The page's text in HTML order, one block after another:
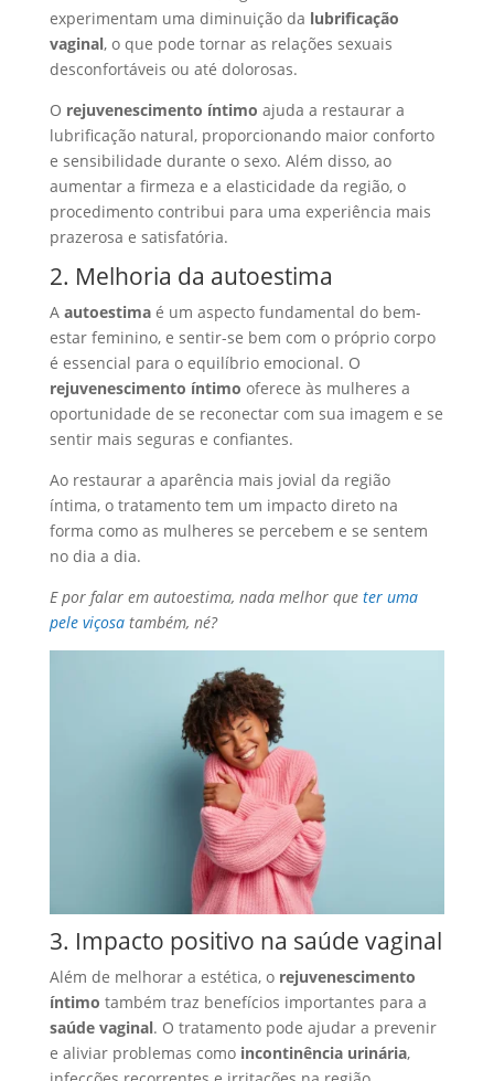
experimentam uma diminuição da lubrificação
vaginal, o que pode tornar as relações sexuais
desconfortáveis ou até dolorosas.
O rejuvenescimento íntimo ajuda a restaurar a
lubrificação natural, proporcionando maior conforto
e sensibilidade durante o sexo. Além disso, ao
aumentar a firmeza e a elasticidade da região, o
procedimento contribui para uma experiência mais
prazerosa e satisfatória.
2. Melhoria da autoestima
A autoestimaé um aspecto fundamental do bem-
estar feminino, e sentir-se bem com o próprio corpo
é essencial para o equilíbrio emocional. O
rejuvenescimento íntimo oferece às mulheres a
oportunidade de se reconectar com sua imagem e se
sentir mais seguras e confiantes.
Ao restaurar a aparência mais jovial da região
íntima, o tratamento tem um impacto direto na
forma como as mulheres se percebem e se sentem
no dia a dia.
E por falar em autoestima, nada melhor que ter uma
pele viçosatambém, né?
3. Impacto positivo na saúde vaginal
Além de melhorar a estética, o rejuvenescimento
íntimo também traz benefícios importantes para a
saúde vaginal. O tratamento pode ajudar a prevenir
e aliviar problemas como incontinência urinária,